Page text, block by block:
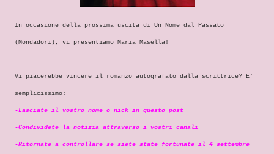
In occasione della prossima uscita di Un Nome dal Passato
(Mondadori), vi presentiamo Maria Masella!
Vi piacerebbe vincere il romanzo autografato dalla scrittrice? E'
semplicissimo:
-Lasciate il vostro nome o nick in questo post
-Condividete la notizia attraverso i vostri canali
-Ritornate a controllare se siete state fortunate il 4 settembre